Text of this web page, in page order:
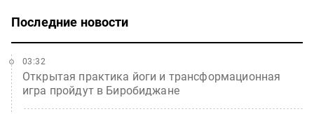
Последние новости
Открытая практика йоги и трансформационная
игра пройдут в Биробиджане
03:32